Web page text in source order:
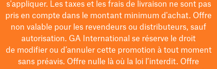
s'appliquer. Les taxes et les frais de livraison ne sont pas
pris en compte dans le montant minimum d'achat. Offre
non valable pour les revendeurs ou distributeurs, sauf
autorisation. GA International se réserve le droit
de modifierou d’annuler cette promotion à tout moment
sans préavis. Offre nulle là où la loi l’interdit. Offre